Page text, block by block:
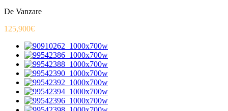
De Vanzare
125,900€